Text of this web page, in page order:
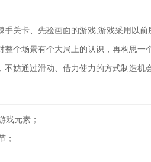
手关卡、先验画面的游戏,游戏采用以
整个场景有个大局上的认识，再构思一
不妨通过滑动、借力使力的方式制造机
戏元素；
；